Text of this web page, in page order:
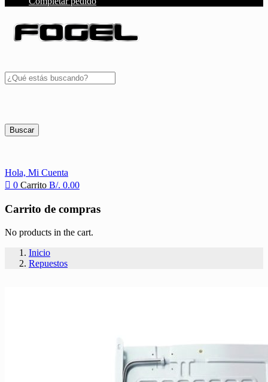
Buscar
Hola, Mi Cuenta
0 Carrito B/. 0.00
Carrito de compras
No products in the cart.
Inicio
Repuestos